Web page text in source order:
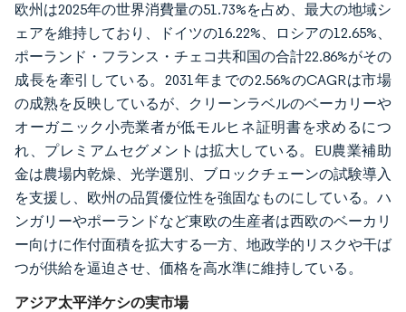
欧州は2025年の世界消費量の51.73%を占め、最大の地域シ
ェアを維持しており、ドイツの16.22%、ロシアの12.65%、
ポーランド・フランス・チェコ共和国の合計22.86%がその
成長を牽引している。2031年までの2.56%のCAGRは市場
の成熟を反映しているが、クリーンラベルのベーカリーや
オーガニック小売業者が低モルヒネ証明書を求めるにつ
れ、プレミアムセグメントは拡大している。EU農業補助
金は農場内乾燥、光学選別、ブロックチェーンの試験導入
を支援し、欧州の品質優位性を強固なものにしている。ハ
ンガリーやポーランドなど東欧の生産者は西欧のベーカリ
ー向けに作付面積を拡大する一方、地政学的リスクや干ば
つが供給を逼迫させ、価格を高水準に維持している。
アジア太平洋ケシの実市場